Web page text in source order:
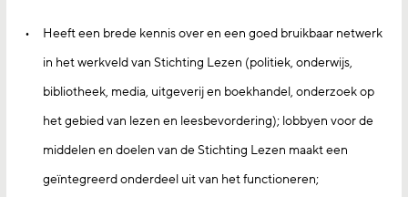
Heeft een brede kennis over en een goed bruikbaar netwerk
in het werkveld van Stichting Lezen (politiek, onderwijs,
bibliotheek, media, uitgeverij en boekhandel, onderzoek op
het gebied van lezen en leesbevordering); lobbyen voor de
middelen en doelen van de Stichting Lezen maakt een
geïntegreerd onderdeel uit van het functioneren;